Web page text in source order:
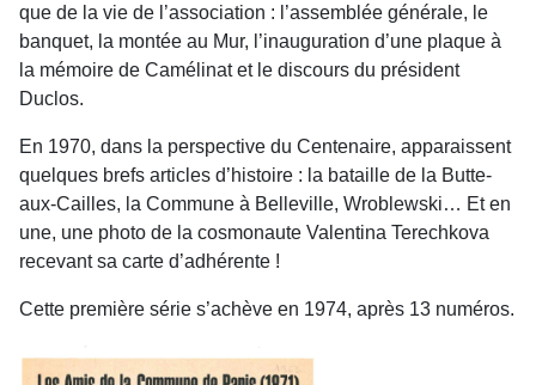
que de la vie de l’association : l’assemblée générale, le
banquet, la montée au Mur, l’inauguration d’une plaque à
la mémoire de Camélinat et le discours du président
Duclos.
En 1970, dans la perspective du Centenaire, apparaissent
quelques brefs articles d’histoire : la bataille de la Butte-
aux-Cailles, la Commune à Belleville, Wroblewski… Et en
une, une photo de la cosmonaute Valentina Terechkova
recevant sa carte d’adhérente !
Cette première série s’achève en 1974, après 13 numéros.